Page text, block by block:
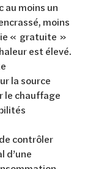
au moins un
moins
« gratuite »
est élevé.
la source
le chauffage
contrôler
d’une